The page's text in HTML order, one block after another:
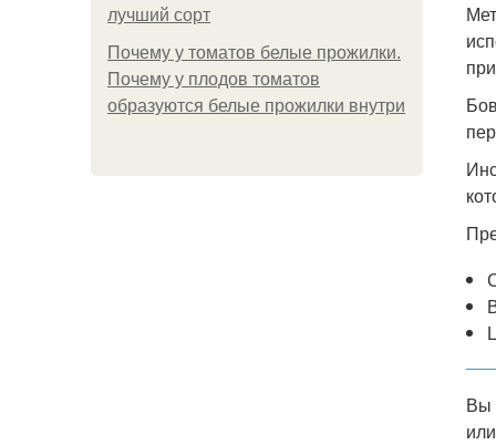
лучший сорт
Почему у томатов белые прожилки.
Почему у плодов томатов
образуются белые прожилки внутри
Вы